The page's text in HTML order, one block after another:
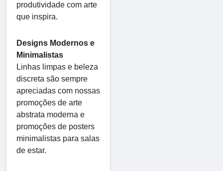
produtividade com arte
que inspira.
Designs Modernos e
Minimalistas
Linhas limpas e beleza
discreta são sempre
apreciadas com nossas
promoções de arte
abstrata moderna e
promoções de posters
minimalistas para salas
de estar.